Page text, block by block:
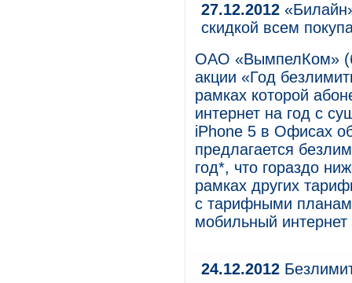
27.12.2012
скидкой всем
ОАО «ВымпелКом»
акции «Год
рамках которой
интернет на год с
iPhone 5 в Офисах
предлагается
год*, что гораздо
рамках других
с тарифными
мобильный
24.12.2012